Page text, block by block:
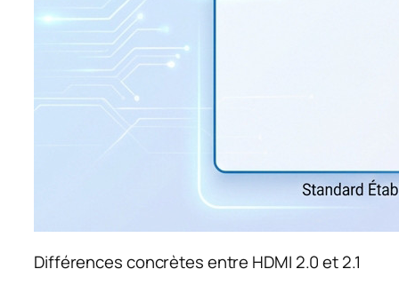
Différences concrètes entre HDMI 2.0 et 2.1